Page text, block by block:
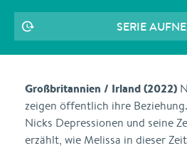
SERIE
Großbritannien / Irland (2022)
zeigen öffentlich ihre
Nicks Depressionen und seine
erzählt, wie Melissa in dieser